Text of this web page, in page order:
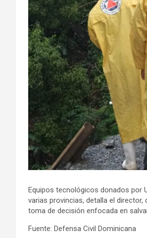
Equipos tecnológicos donados por
varias provincias, detalla el
toma de decisión enfocada en
Fuente: Defensa Civil Dominicana